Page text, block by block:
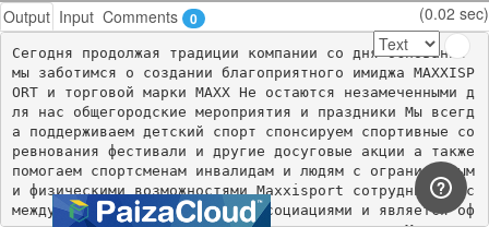
Output Input Comments 0 (0.02 sec)
Сегодня продолжая традиции компании со дня основания
мы заботимся о создании благоприятного имиджа MAXXISP
ORT и торговой марки MAXX Не остаются незамеченными д
ля нас общегородские мероприятия и праздники Мы всегд
а поддерживаем детский спорт спонсируем спортивные со
ревнования фестивали и другие досуговые акции а также
помогаем спортсменам инвалидам и людям с ограниченным
и физическими возможностями Maxxisport сотрудничает с
международными спортивными ассоциациями и является оф